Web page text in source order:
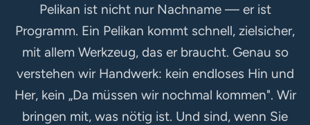
Pelikan ist nicht nur Nachname — er ist
Programm. Ein Pelikan kommt schnell, zielsicher,
mit allem Werkzeug, das er braucht. Genau so
verstehen wir Handwerk: kein endloses Hin und
Her, kein „Da müssen wir nochmal kommen". Wir
bringen mit, was nötig ist. Und sind, wenn Sie